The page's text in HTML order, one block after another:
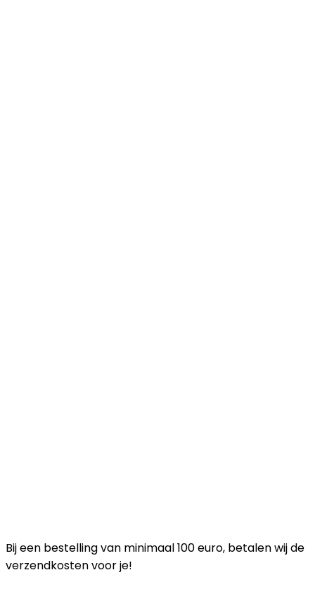
Bij een bestelling van minimaal 100 euro, betalen wij de
verzendkosten voor je!